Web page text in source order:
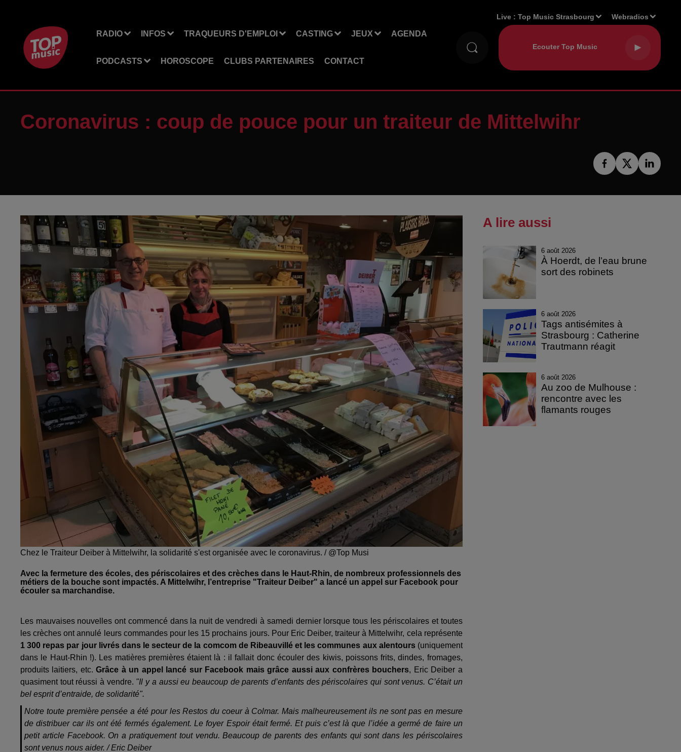
RADIO INFOS TRAQUEURS D'EMPLOI CASTING JEUX AGENDA
PODCASTS HOROSCOPE CLUBS PARTENAIRES CONTACT
Live :Top Music Strasbourg Webradios
Coronavirus : coup de pouce pour un traiteur de Mittelwihr
Chez le Traiteur Deiber à Mittelwihr, la solidarité s'est organisée avec le coronavirus. / @Top Musi
Avec la fermeture des écoles, des périscolaires et des crèches dans le Haut-Rhin, de nombreux professionnels des
métiers de la bouche sont impactés. A Mittelwihr, l’entreprise "Traiteur Deiber" a lancé un appel sur Facebook pour
écouler sa marchandise.
Les mauvaises nouvelles ont commencé dans la nuit de vendredi à samedi dernier lorsque tous les périscolaires et toutes
les crèches ont annulé leurs commandes pour les 15 prochains jours. Pour Eric Deiber, traiteur à Mittelwihr, cela représente
1 300 repas par jour livrés dans le secteur de la comcom de Ribeauvillé et les communes aux alentours(uniquement
dans le Haut-Rhin !). Les matières premières étaient là : il fallait donc écouler des kiwis, poissons frits, dindes, fromages,
produits laitiers, etc.Grâce à un appel lancé sur Facebook mais grâce aussi aux confrères bouchers, Eric Deiber a
quasiment tout réussi à vendre. "Il y a aussi eu beaucoup de parents d’enfants des périscolaires qui sont venus. C’était un
bel esprit d’entraide, de solidarité".
Notre toute première pensée a été pour les Restos du coeur à Colmar. Mais malheureusement ils ne sont pas en mesure
de distribuer car ils ont été fermés également. Le foyer Espoir était fermé. Et puis c’est là que l’idée a germé de faire un
petit article Facebook. On a pratiquement tout vendu. Beaucoup de parents des enfants qui sont dans les périscolaires
sont venus nous aider. / Eric Deiber
A lire aussi
6 août 2026
À Hoerdt, de l’eau brune
sort des robinets
6 août 2026
Tags antisémites à
Strasbourg : Catherine
Trautmann réagit
6 août 2026
Au zoo de Mulhouse :
rencontre avec les
flamants rouges